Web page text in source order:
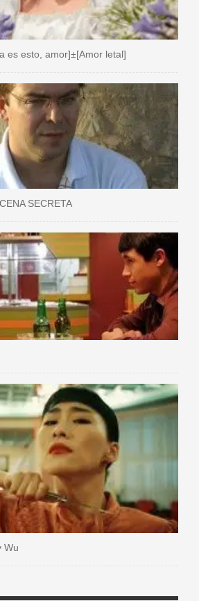
es esto, amor]±[Amor letal]
SECRETA
Wu